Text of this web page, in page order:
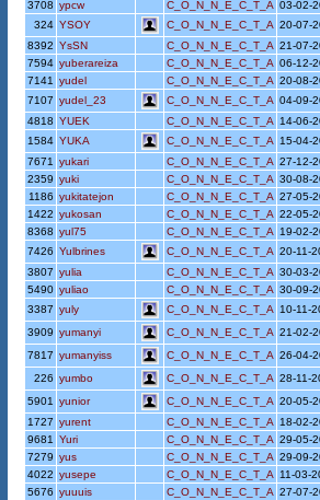
3708 ypcw C_O_N_N_E_C_T_A 03-02-
324 YSOY C_O_N_N_E_C_T_A 20-07-
8392 YsSN C_O_N_N_E_C_T_A 21-07-
7594 yuberareiza C_O_N_N_E_C_T_A 06-12-
7141
yudel C_O_N_N_E_C_T_A 20-08-
7107 yudel_23 C_O_N_N_E_C_T_A 04-09-
4818 YUEK C_O_N_N_E_C_T_A
14-06-
1584 YUKA C_O_N_N_E_C_T_A
15-04-
7671
yukari C_O_N_N_E_C_T_A 27-12-
2359 yuki C_O_N_N_E_C_T_A 30-08-
1186 yukitatejon C_O_N_N_E_C_T_A 27-05-
1422 yukosan C_O_N_N_E_C_T_A 22-05-
8368 yul75 C_O_N_N_E_C_T_A
19-02-
7426 Yulbrines C_O_N_N_E_C_T_A 20-11-
3807 yulia C_O_N_N_E_C_T_A 30-03-
5490 yuliao C_O_N_N_E_C_T_A 30-09-
3387 yuly C_O_N_N_E_C_T_A
10-11-
3909 yumanyi C_O_N_N_E_C_T_A 21-02-
7817 yumanyiss C_O_N_N_E_C_T_A 26-04-
226 yumbo C_O_N_N_E_C_T_A 28-11-
5901
yunior C_O_N_N_E_C_T_A 20-05-
1727 yurent C_O_N_N_E_C_T_A
18-02-
9681
Yuri C_O_N_N_E_C_T_A 29-05-
7279 yus C_O_N_N_E_C_T_A 29-09-
4022 yusepe C_O_N_N_E_C_T_A
11-03-
5676 yuuuis C_O_N_N_E_C_T_A 27-07-